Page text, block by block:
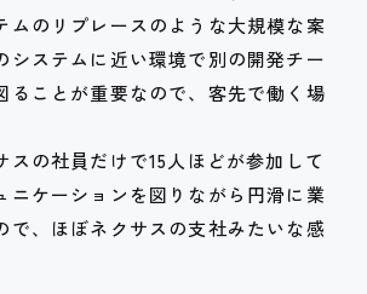
ムのリプレースのような大規模な案
システムに近い環境で別の開発チー
ることが重要なので、客先で働く場
スの社員だけで15人ほどが参加して
ニケーションを図りながら円滑に業
で、ほぼネクサスの支社みたいな感